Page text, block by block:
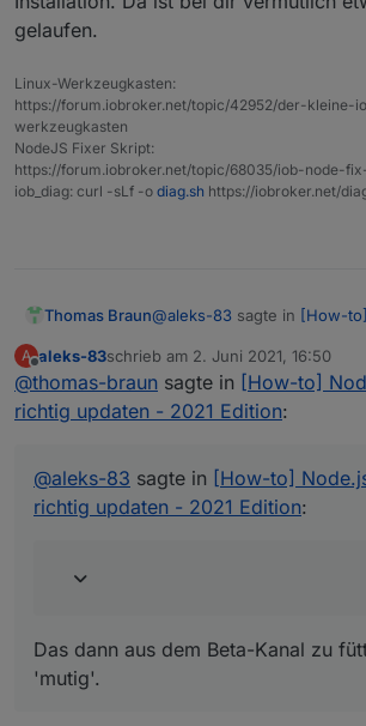
gelaufen.
Linux-Werkzeugkasten:
https://forum.iobroker.net/topic/42952/der-kleine-
werkzeugkasten
NodeJS Fixer Skript:
https://forum.iobroker.net/topic/68035/iob-node-
iob_diag: curl -sLf -o diag.sh https://iobroker.net/
Thomas Braun@aleks-83 sagte in [How-
Ist also mein
ibroker setup first
setzt bestimmte Dateien auf
A
Offline
aleks-83schrieb am 2. Juni 2021, 16:50
zuletzt editiert von
@thomas-braun sagte in [How-to]
richtig updaten - 2021 Edition:
@aleks-83 sagte in [How-to]
richtig updaten - 2021 Edition:
Das dann aus dem Beta-Kanal zu
'mutig'.